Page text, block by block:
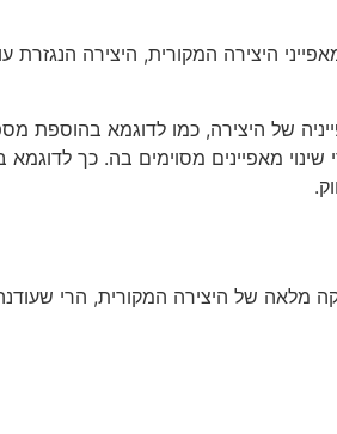
היצירה המקורית, היצירה הנגזרת
של היצירה, כמו לדוגמא בהוספת
מאפיינים מסוימים בה. כך
מלאה של היצירה המקורית, הרי